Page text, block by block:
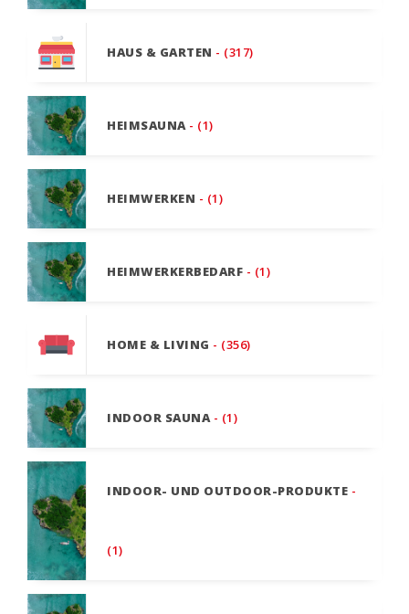
HAUS & GARTEN - (317)
HEIMSAUNA - (1)
HEIMWERKEN - (1)
HEIMWERKERBEDARF - (1)
HOME & LIVING - (356)
INDOOR SAUNA - (1)
INDOOR- UND OUTDOOR-PRODUKTE -
(1)